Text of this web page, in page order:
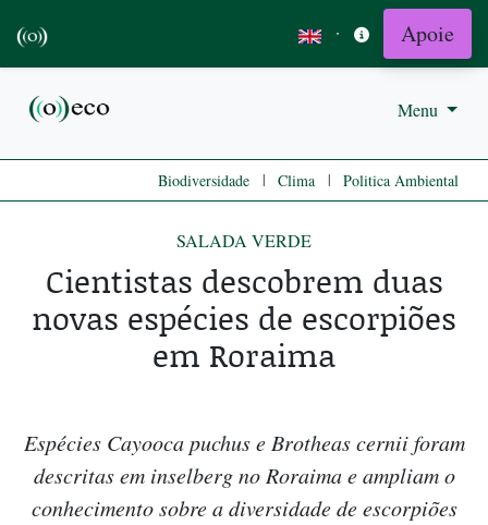
· Apoie
Menu
Biodiversidade | Clima | Politica Ambiental
SALADA VERDE
Cientistas descobrem duas
novas espécies de escorpiões
em Roraima
Espécies Cayooca puchus e Brotheas cernii foram
descritas em inselberg no Roraima e ampliam o
conhecimento sobre a diversidade de escorpiões